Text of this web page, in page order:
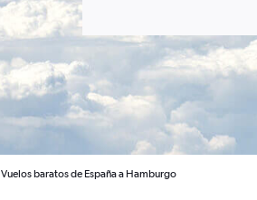
Vuelos baratos de España a Hamburgo